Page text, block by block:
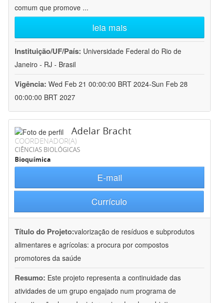
comum que promove ...
leia mais
Instituição/UF/País: Universidade Federal do Rio de
Janeiro - RJ - Brasil
Vigência: Wed Feb 21 00:00:00 BRT 2024-Sun Feb 28
00:00:00 BRT 2027
Adelar Bracht
COORDENADOR(A)
CIÊNCIAS BIOLÓGICAS
Bioquímica
E-mail
Currículo
Título do Projeto:valorização de resíduos e subprodutos
alimentares e agrícolas: a procura por compostos
promotores da saúde
Resumo: Este projeto representa a continuidade das
atividades de um grupo engajado num programa de